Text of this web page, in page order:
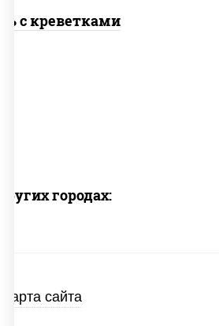
с креветками
городах:
Карта сайта